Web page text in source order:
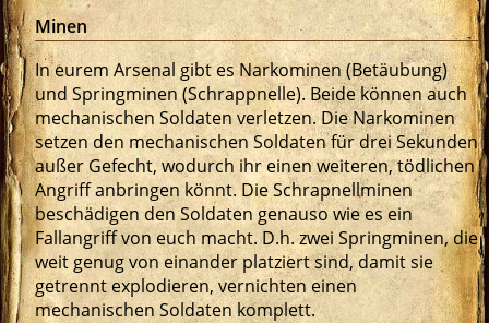
Minen
In eurem Arsenal gibt es Narkominen (Betäubung)
und Springminen (Schrappnelle). Beide können auch
mechanischen Soldaten verletzen. Die Narkominen
setzen den mechanischen Soldaten für drei Sekunden
außer Gefecht, wodurch ihr einen weiteren, tödlichen
Angriff anbringen könnt. Die Schrapnellminen
beschädigen den Soldaten genauso wie es ein
Fallangriff von euch macht. D.h. zwei Springminen, die
weit genug von einander platziert sind, damit sie
getrennt explodieren, vernichten einen
mechanischen Soldaten komplett.